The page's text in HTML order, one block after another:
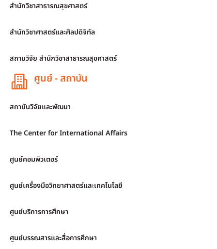
สำนักวิชาสาธารณสุขศาสตร์
สำนักวิชาศาสตร์และศิลปดิจิทัล
สถานวิจัย สำนักวิชาสาธารณสุขศาสตร์
ศูนย์ - สถาบัน
สถาบันวิจัยและพัฒนา
The Center for International Affairs
ศูนย์คอมพิวเตอร์
ศูนย์เครื่องมือวิทยาศาสตร์และเทคโนโลยี
ศูนย์บริการการศึกษา
ศูนย์บรรณสารและสื่อการศึกษา